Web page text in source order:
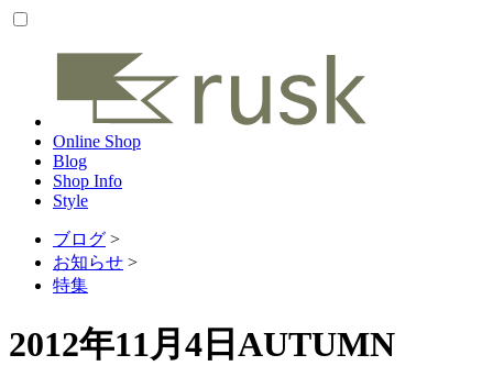
Online Shop
Blog
Shop Info
Style
ブログ >
お知らせ >
特集
2012年11月4日 AUTUMN